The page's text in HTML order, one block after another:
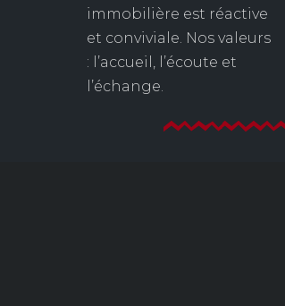
immobilière est réactive
et conviviale. Nos valeurs
: l’accueil, l’écoute et
l’échange.